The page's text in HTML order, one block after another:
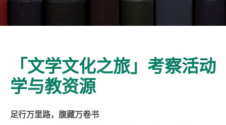
「文学文化之旅」考察活动
学与教资源
足行万里路，腹藏万卷书